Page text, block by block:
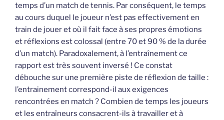
temps d’un match de tennis. Par conséquent, le temps
au cours duquel le joueur n’est pas effectivement en
train de jouer et où il fait face à ses propres émotions
et réflexions est colossal (entre 70 et 90 % de la durée
d’un match). Paradoxalement, à l’entraînement ce
rapport est très souvent inversé ! Ce constat
débouche sur une première piste de réflexion de taille :
l’entrainement correspond-il aux exigences
rencontrées en match ? Combien de temps les joueurs
et les entraîneurs consacrent-ils à travailler et à